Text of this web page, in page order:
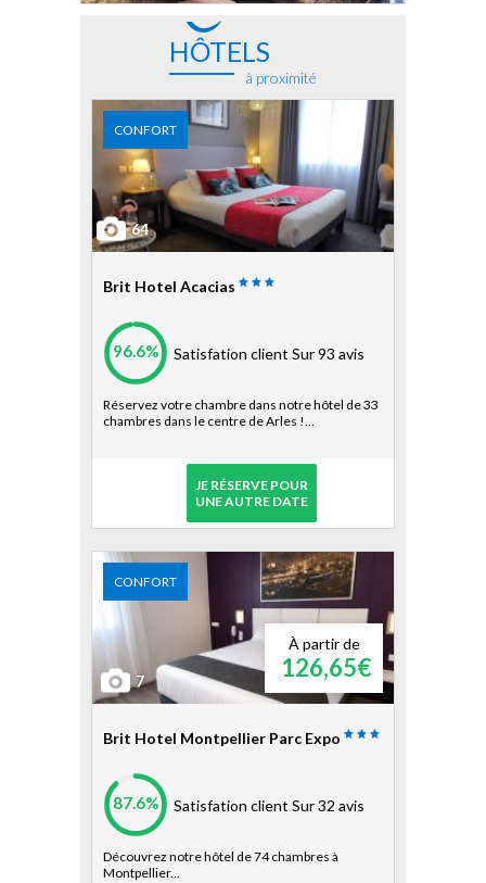
HÔTELS
à proximité
CONFORT
64
Brit Hotel Acacias
96.6% Satisfation client Sur 93 avis
Réservez votre chambre dans notre hôtel de 33
chambres dans le centre de Arles !...
JE RÉSERVE POUR
UNE AUTRE DATE
À partir de
126,65€
CONFORT
7
Brit Hotel Montpellier Parc Expo
87.6% Satisfation client Sur 32 avis
Découvrez notre hôtel de 74 chambres à
Montpellier...